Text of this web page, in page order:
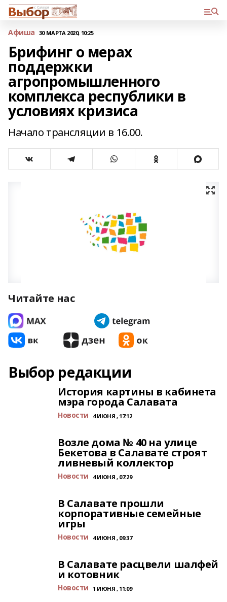
Афиша 30 МАРТА 2020, 10:25
Брифинг о мерах
поддержки
агропромышленного
комплекса республики в
условиях кризиса
Начало трансляции в 16.00.
Читайте нас
Выбор редакции
История картины в кабинета
мэра города Салавата
Новости 4 ИЮНЯ , 17:12
Возле дома № 40 на улице
Бекетова в Салавате строят
ливневый коллектор
Новости 4 ИЮНЯ , 07:29
В Салавате прошли
корпоративные семейные
игры
Новости 4 ИЮНЯ , 09:37
В Салавате расцвели шалфей
и котовник
Новости 1 ИЮНЯ , 11:09